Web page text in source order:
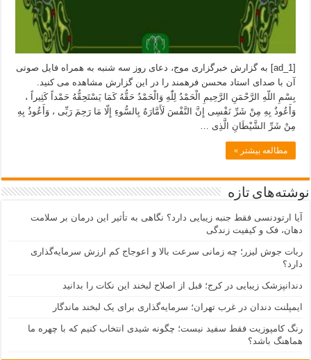
[ad_1] به گزارش خبرگزاری موج، دعای روز سه شنبه به همراه فایل صوتی
آن با صدای استاد محسن فرهمند را در این گزارش مشاهده می کنید.
بِسْمِ اللّهِ الرَّحْمَنِ الرَّحِیمِ الْحَمْدُ لِلّٰهِ وَالْحَمْدُ حَقُّهُ کَمَا یَسْتَحِقُّهُ حَمْداً کَثِیراً ،
وَأَعُوذُ بِهِ مِنْ شَرِّ نَفْسِى إِنَّ النَّفْسَ لَأَمَّارَهٌ بِالسُّوءِ إِلّا مَا رَحِمَ رَبِّى ، وَأَعُوذُ بِهِ
مِنْ شَرِّ الشَّیْطَانِ الَّذِى …
مطالعه بیشتر »
نوشته‌های تازه
آیا ارتودنسی فقط جنبه زیبایی دارد؟ نگاهی به تأثیر این درمان بر سلامت
دهان، فک و کیفیت زندگی
ربات جوش لیزر؛ چه زمانی سرعت بالا و اعوجاج کم ارزش سرمایه‌گذاری
دارد؟
دندانپزشک زیبایی در کرج؛ قبل از اصلاح لبخند این نکات را بدانید
ایمپلنت دندان در غرب تهران؛ سرمایه‌گذاری برای یک لبخند ماندگار
رنگ کامپوزیت فقط سفید نیست؛ چگونه شیدی انتخاب کنیم که با چهره ما
هماهنگ باشد؟